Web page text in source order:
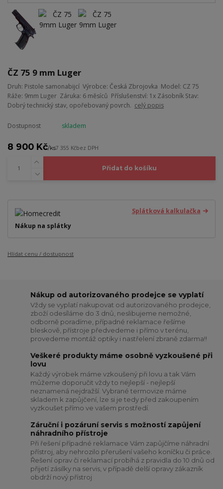
ČZ 75 9 mm Luger
Druh: Pistole samonabijcí Výrobce: Česká Zbrojovka Model: CZ 75
Ráže: 9mm Luger Záruka: 6 měsíců Příslušenství: 1x Zásobník Stav:
Dobrý technický stav, opořebovaný povrch. celý popis
Dostupnost skladem
8 900 Kč/ks7 355 Kčbez DPH
Přidat do košíku
Splátková kalkulačka
Nákup na splátky
Hlídat cenu / dostupnost
Nákup od autorizovaného prodejce se vyplatí
Vždy se vyplatí nakupovat od autorizovaného prodejce,
zboží odesíláme do 3 dnů, neslibujeme nemožné,
odborně poradíme, případné reklamace řešíme
bleskově, přístroje předvedeme i přímo v terénu,
provedeme montáž optiky i nastřelení zbraně zdarma!!
Veškeré produkty máme osobně vyzkoušené při
lovu
Každý výrobek máme vzkoušený při lovu a tak Vám
můžeme doporučit vždy to nejlepší - nejlepší
neznamená nejdražší. Vybrané termovize máme
skladem k zapůjčení, lze si je tedy před zakoupením
vyzkoušet přímo ve vašem prostředí.
Záruční i pozáruní servis s možností zapůjení
náhradního přístroje
Při řešení případné reklamace Vám zapůjčíme náhradní
přístroj, aby nehrozilo přerušení vašeho koníčku či práce.
Řešení oprav či reklamací probíhá z pravidla do 10 dnů od
přijetí zásilky na servis, v případě delší opravy zákazník
obdrží nový přístroj